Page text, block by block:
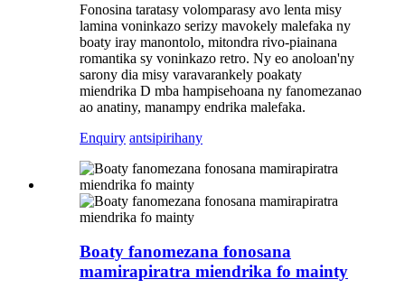
Fonosina taratasy volomparasy avo lenta misy
lamina voninkazo serizy mavokely malefaka ny
boaty iray manontolo, mitondra rivo-piainana
romantika sy voninkazo retro. Ny eo anoloan'ny
sarony dia misy varavarankely poakaty
miendrika D mba hampisehoana ny fanomezanao
ao anatiny, manampy endrika malefaka.
Enquiry antsipirihany
Boaty fanomezana fonosana
mamirapiratra miendrika fo mainty